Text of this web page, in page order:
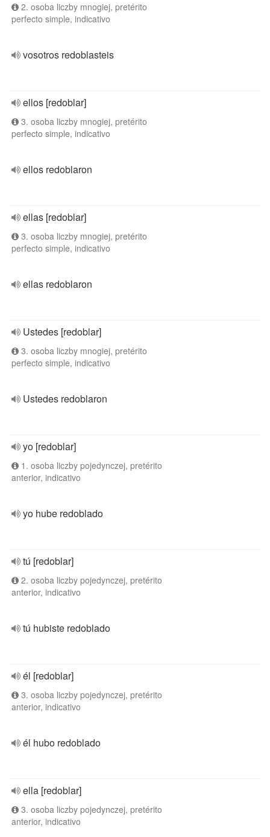
2. osoba liczby mnogiej, pretérito
perfecto simple, indicativo
vosotros redoblasteis
ellos [redoblar]
3. osoba liczby mnogiej, pretérito
perfecto simple, indicativo
ellos redoblaron
ellas [redoblar]
3. osoba liczby mnogiej, pretérito
perfecto simple, indicativo
ellas redoblaron
Ustedes [redoblar]
3. osoba liczby mnogiej, pretérito
perfecto simple, indicativo
Ustedes redoblaron
yo [redoblar]
1. osoba liczby pojedynczej, pretérito
anterior, indicativo
yo hube redoblado
tú [redoblar]
2. osoba liczby pojedynczej, pretérito
anterior, indicativo
tú hubiste redoblado
él [redoblar]
3. osoba liczby pojedynczej, pretérito
anterior, indicativo
él hubo redoblado
ella [redoblar]
3. osoba liczby pojedynczej, pretérito
anterior, indicativo